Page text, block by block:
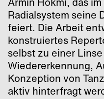
Radialsystem seine
feiert. Die Arbeit
konstruiertes
selbst zu einer
Wiedererkennung,
Konzeption von
aktiv hinterfragt